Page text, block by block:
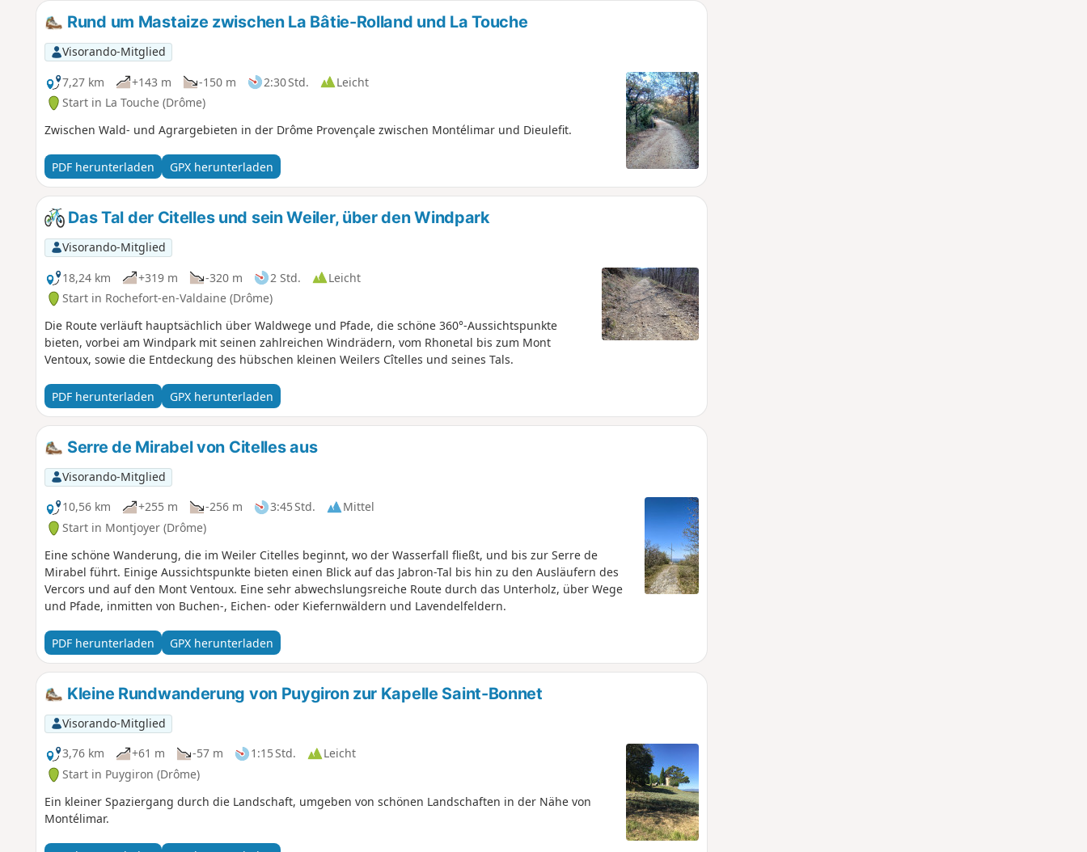
Rund um Mastaize zwischen La Bâtie-Rolland und La Touche
Visorando-Mitglied
7,27 km
+143 m -150 m 2:30 Std.
Leicht
Start in La Touche (Drôme)
Zwischen Wald- und Agrargebieten in der Drôme Provençale zwischen Montélimar und Dieulefit.
PDF herunterladen GPX herunterladen
Das Tal der Citelles und sein Weiler, über den Windpark
Visorando-Mitglied
18,24 km
+319 m -320 m 2 Std.
Leicht
Start in Rochefort-en-Valdaine (Drôme)
Die Route verläuft hauptsächlich über Waldwege und Pfade, die schöne 360°-Aussichtspunkte
bieten, vorbei am Windpark mit seinen zahlreichen Windrädern, vom Rhonetal bis zum Mont
Ventoux, sowie die Entdeckung des hübschen kleinen Weilers Cîtelles und seines Tals.
PDF herunterladen GPX herunterladen
Serre de Mirabel von Citelles aus
Visorando-Mitglied
10,56 km
+255 m -256 m 3:45 Std.
Mittel
Start in Montjoyer (Drôme)
Eine schöne Wanderung, die im Weiler Citelles beginnt, wo der Wasserfall fließt, und bis zur Serre de
Mirabel führt. Einige Aussichtspunkte bieten einen Blick auf das Jabron-Tal bis hin zu den Ausläufern des
Vercors und auf den Mont Ventoux. Eine sehr abwechslungsreiche Route durch das Unterholz, über Wege
und Pfade, inmitten von Buchen-, Eichen- oder Kiefernwäldern und Lavendelfeldern.
PDF herunterladen GPX herunterladen
Kleine Rundwanderung von Puygiron zur Kapelle Saint-Bonnet
Visorando-Mitglied
3,76 km
+61 m -57 m 1:15 Std.
Leicht
Start in Puygiron (Drôme)
Ein kleiner Spaziergang durch die Landschaft, umgeben von schönen Landschaften in der Nähe von
Montélimar.